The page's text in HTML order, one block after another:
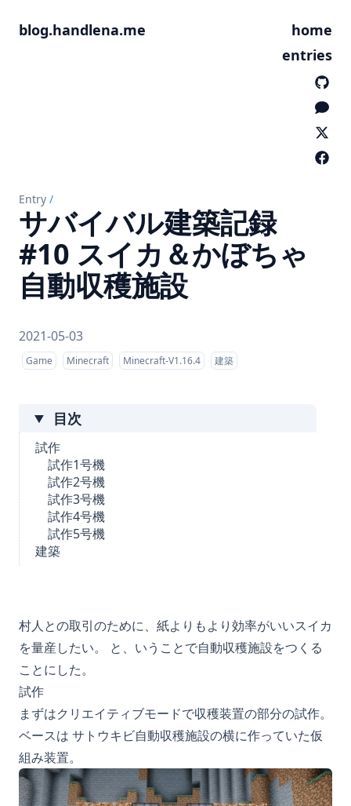
blog.handlena.me
home
entries
Entry /
サバイバル建築記録
#10 スイカ＆かぼちゃ
自動収穫施設
2021-05-03
Game Minecraft Minecraft-V1.16.4 建築
目次
試作
試作1号機
試作2号機
試作3号機
試作4号機
試作5号機
建築
村人との取引のために、紙よりもより効率がいいスイカ
を量産したい。 と、いうことで自動収穫施設をつくる
ことにした。
試作
まずはクリエイティブモードで収穫装置の部分の試作。
ベースは サトウキビ自動収穫施設の横に作っていた仮
組み装置。